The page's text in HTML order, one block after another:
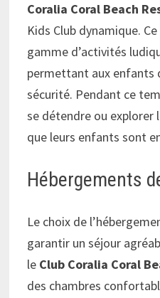
Coralia Coral Beach
Kids Club dynamique.
gamme d’activités
permettant aux enfants
sécurité. Pendant ce
se détendre ou explorer
que leurs enfants sont
Hébergements
Le choix de
garantir un séjour
le Club Coralia Coral
des chambres